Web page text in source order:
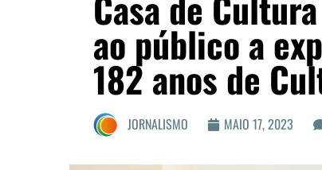
ao público a
182 anos de
JORNALISMO MAIO 17, 2023